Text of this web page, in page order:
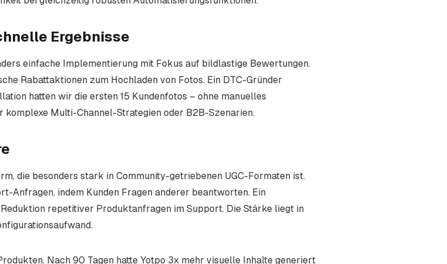
Ergebnisse
einfache Implementierung mit Fokus auf bildlastige Bewertungen.
Rabattaktionen zum Hochladen von Fotos. Ein DTC-Gründer
hatten wir die ersten 15 Kundenfotos – ohne manuelles
komplexe Multi-Channel-Strategien oder B2B-Szenarien.
die besonders stark in Community-getriebenen UGC-Formaten ist.
Anfragen, indem Kunden Fragen anderer beantworten. Ein
repetitiver Produktanfragen im Support. Die Stärke liegt in
Nach 90 Tagen hatte Yotpo 3x mehr visuelle Inhalte generiert